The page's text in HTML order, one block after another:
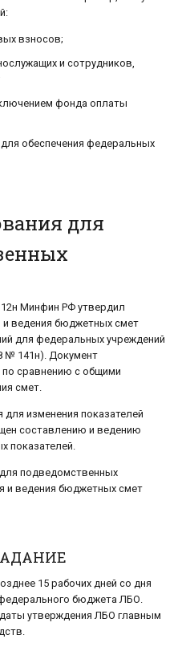
взносов;
и сотрудников,
фонда оплаты
обеспечения федеральных
для
Минфин РФ утвердил
ведения бюджетных смет
для федеральных учреждений
№ 141н). Документ
сравнению с общими
смет.
изменения показателей
составлению и ведению
показателей.
подведомственных
и ведения бюджетных смет
15 рабочих дней со дня
бюджета ЛБО.
утверждения ЛБО главным